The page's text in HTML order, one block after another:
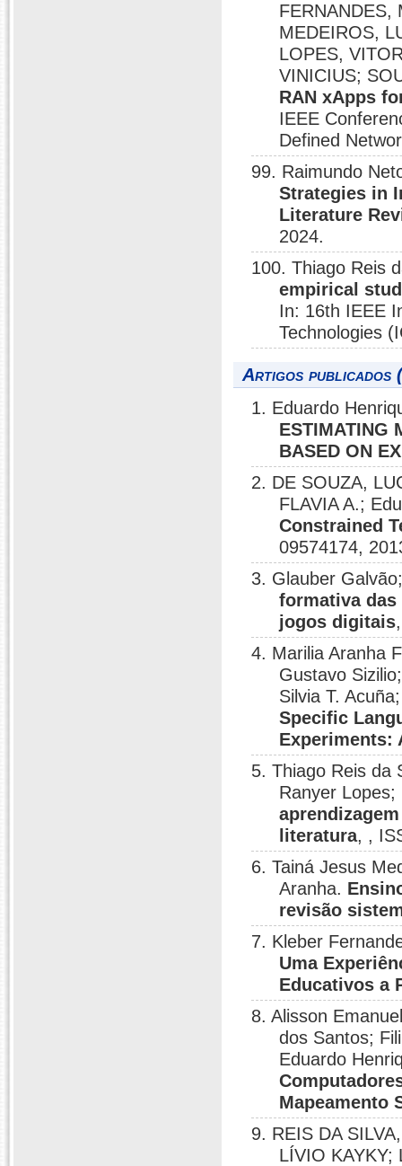
FERNANDES,
MEDEIROS,
LOPES,
VINICIUS;
RAN xApps
IEEE
Defined
99. Raimundo
Strategies in
Literature
2024.
100. Thiago Reis
empirical
In: 16th IEEE
Technologies
Artigos publicados
1. Eduardo
ESTIMATING
BASED ON
2. DE SOUZA,
FLAVIA A.;
Constrained
09574174,
3. Glauber
formativa
jogos digitais
4. Marilia Aranha
Gustavo
Silvia T.
Specific
Experiments:
5. Thiago Reis da
Ranyer
literatura, ,
6. Tainá Jesus
Aranha.
revisão
7. Kleber
Uma
Educativos a
8. Alisson
dos Santos;
Eduardo
Mapeamento
9. REIS DA
LÍVIO KAYKY;